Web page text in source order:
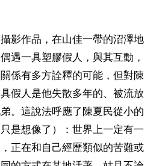
影作品，在山佳一帶的沼澤地
遇一具塑膠假人，與其互動，
係有多方詮釋的可能，但對陳
假人是他失散多年的、被流放
。這說法呼應了陳夏民從小的
是想像了）：世界上一定有一
正在和自己經歷類似的苦難或